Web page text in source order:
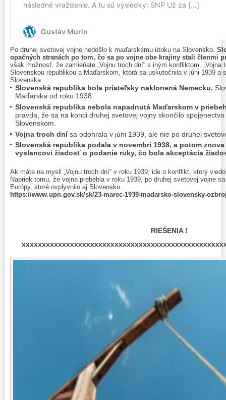
Po druhej svetovej vojne nedošlo k maďarskému útoku na Slovensko.
opačných stranách po tom, čo sa po vojne obe krajiny stali členmi
však možnosť, že zamieňate „Vojnu troch dní“ s iným konfliktom. „Vojna
Slovenskou republikou a Maďarskom, ktorá sa uskutočnila v júni 1939 a
Slovenska.
Slovenská republika bola priateľsky naklonená Nemecku.
Maďarska od roku 1938.
Slovenská republika nebola napadnutá Maďarskom v
pravda, že sa na konci druhej svetovej vojny skončilo
Slovenskom.
Vojna troch dnísa odohrala v júni 1939, ale nie po druhej
Slovenská republika podala v novembri 1938, a potom
vyslancovi žiadosť o podanie ruky, čo bola akceptácia
Ak máte na mysli „Vojnu troch dní“ v roku 1939, ide o konflikt, ktorý
Napriek tomu, že vojna prebehla v roku 1939, po druhej svetovej vojne
Európy, ktoré ovplyvnilo aj Slovensko.
https://www.upn.gov.sk/sk/23-marec-1939-madarsko-slovensky-
RIEŠENIA !